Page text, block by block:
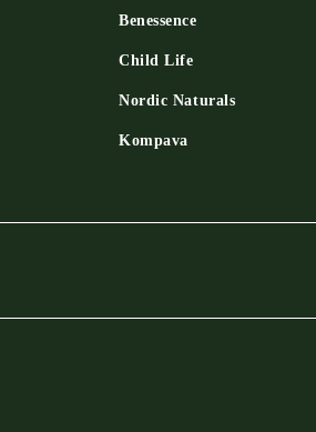
Benessence
Child Life
Nordic Naturals
Kompava